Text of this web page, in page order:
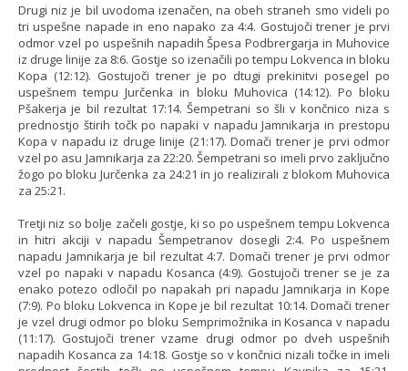
Drugi niz je bil uvodoma izenačen, na obeh straneh smo videli po
tri uspešne napade in eno napako za 4:4. Gostujoči trener je prvi
odmor vzel po uspešnih napadih Špesa Podbrergarja in Muhovice
iz druge linije za 8:6. Gostje so izenačili po tempu Lokvenca in bloku
Kopa (12:12). Gostujoči trener je po dtugi prekinitvi posegel po
uspešnem tempu Jurčenka in bloku Muhovica (14:12). Po bloku
Pšakerja je bil rezultat 17:14. Šempetrani so šli v končnico niza s
prednostjo štirih točk po napaki v napadu Jamnikarja in prestopu
Kopa v napadu iz druge linije (21:17). Domači trener je prvi odmor
vzel po asu Jamnikarja za 22:20. Šempetrani so imeli prvo zaključno
žogo po bloku Jurčenka za 24:21 in jo realizirali z blokom Muhovica
za 25:21.
Tretji niz so bolje začeli gostje, ki so po uspešnem tempu Lokvenca
in hitri akciji v napadu Šempetranov dosegli 2:4. Po uspešnem
napadu Jamnikarja je bil rezultat 4:7. Domači trener je prvi odmor
vzel po napaki v napadu Kosanca (4:9). Gostujoči trener se je za
enako potezo odločil po napakah pri napadu Jamnikarja in Kope
(7:9). Po bloku Lokvenca in Kope je bil rezultat 10:14. Domači trener
je vzel drugi odmor po bloku Semprimožnika in Kosanca v napadu
(11:17). Gostujoči trener vzame drugi odmor po dveh uspešnih
napadih Kosanca za 14:18. Gostje so v končnici nizali točke in imeli